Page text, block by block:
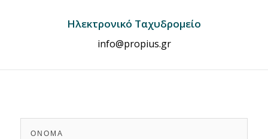
Hλεκτρονικό Tαχυδρομείο
info@propius.gr